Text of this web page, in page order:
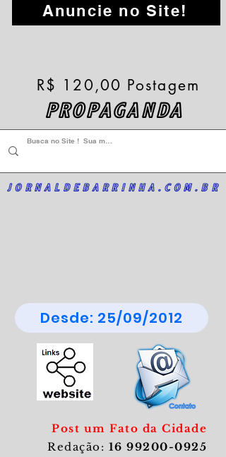
Anuncie no Site!
PROPAGANDA
R$ 120,00 Postagem
JORNALDEBARRINHA.COM.BR
Desde: 25/09/2012
Post um Fato da Cidade
Redação: 16 99200-0925